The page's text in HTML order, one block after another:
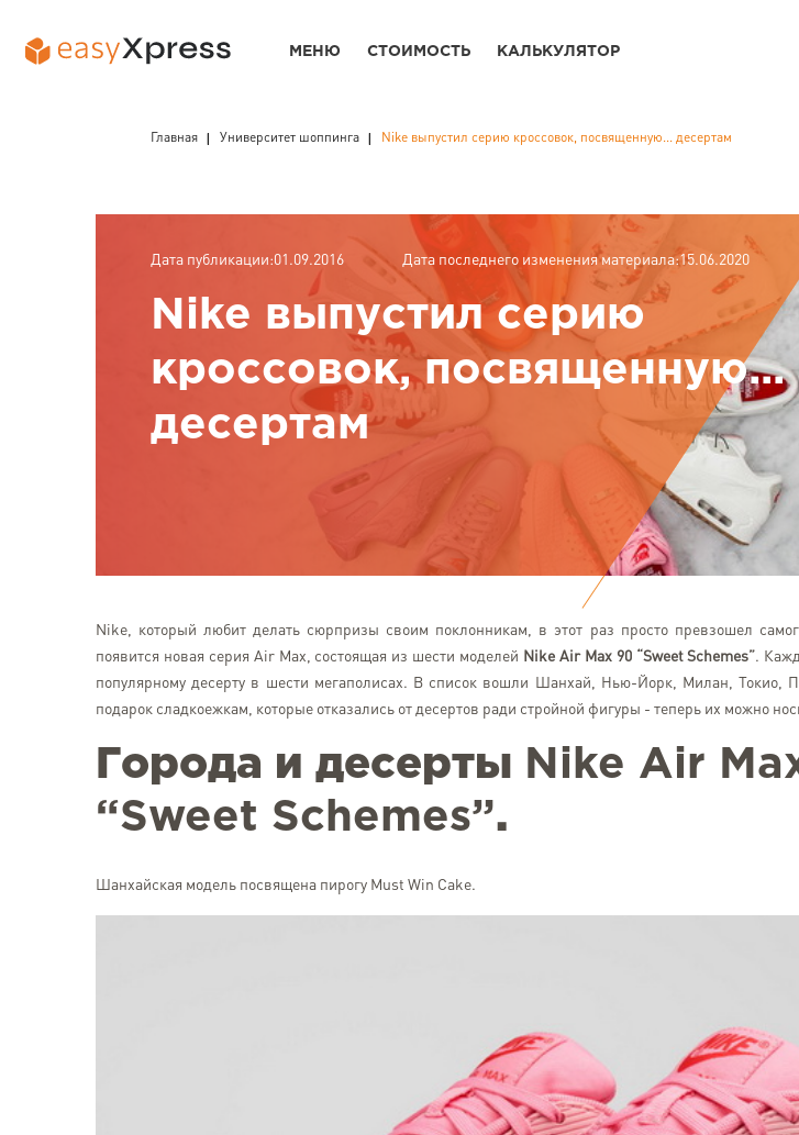
Главная Университет шоппинга Nike выпустил серию кроссовок, посвященную... десертам
Дата публикации:01.09.2016 Дата последнего изменения материала:15.06.2020
Nike выпустил серию
кроссовок, посвященную...
десертам
Nike, который любит делать сюрпризы своим поклонникам, в этот раз просто превзошел
появится новая серия Air Max, состоящая из шести моделей Nike Air Max 90 “Sweet Schemes”.
популярному десерту в шести мегаполисах. В список вошли Шанхай, Нью-Йорк, Милан, Токио,
подарок сладкоежкам, которые отказались от десертов ради стройной фигуры - теперь их можно
Города и десерты Nike Air
“Sweet Schemes”.
Шанхайская модель посвящена пирогу Must Win Cake.
МЕНЮ СТОИМОСТЬ КАЛЬКУЛЯТОР